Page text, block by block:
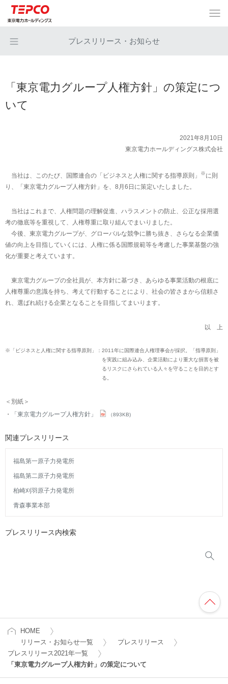
プレスリリース・お知らせ
「東京電力グループ人権方針」の策定につ
いて
2021年8月10日
東京電力ホールディングス株式会社
当社は、このたび、国際連合の「ビジネスと人権に関する指導原則」 ※に則
り、「東京電力グループ人権方針」を、8月6日に策定いたしました。
当社はこれまで、人権問題の理解促進、ハラスメントの防止、公正な採用選
考の徹底等を重視して、人権尊重に取り組んでまいりました。
今後、東京電力グループが、グローバルな競争に勝ち抜き、さらなる企業価
値の向上を目指していくには、人権に係る国際規範等を考慮した事業基盤の強
化が重要と考えています。
東京電力グループの全社員が、本方針に基づき、あらゆる事業活動の根底に
人権尊重の意識を持ち、考えて行動することにより、社会の皆さまから信頼さ
れ、選ばれ続ける企業となることを目指してまいります。
以 上
※「ビジネスと人権に関する指導原則」： 2011年に国際連合人権理事会が採択。「指導原則」
を実践に組み込み、企業活動により重大な損害を被
るリスクにさられている人々を守ることを目的とす
る。
＜別紙＞
「東京電力グループ人権方針」
（893KB)
関連プレスリリース
福島第一原子力発電所
福島第二原子力発電所
柏崎刈羽原子力発電所
青森事業本部
プレスリリース内検索
HOME
リリース・お知らせ一覧
プレスリリース
プレスリリース2021年一覧
「東京電力グループ人権方針」の策定について